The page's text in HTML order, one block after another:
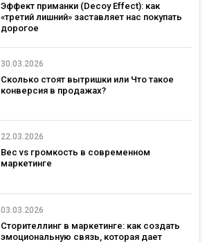
Эффект приманки (Decoy Effect): как
«третий лишний» заставляет нас покупать
дорогое
30.03.2026
Сколько стоят вытришки или Что такое
конверсия в продажах?
22.03.2026
Вес vs громкость в современном
маркетинге
03.03.2026
Сторителлинг в маркетинге: как создать
эмоциональную связь, которая дает